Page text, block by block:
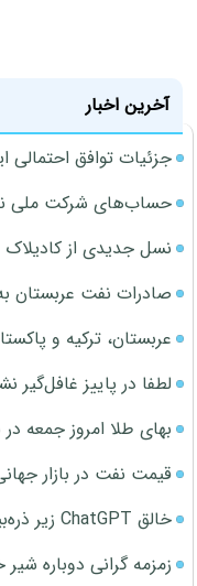
آخرین اخبار
جزئیات توافق احتمالی
حساب‌های شرکت ملی
نسل جدیدی از
صادرات نفت عربستان
عربستان، ترکیه و
لطفا در پاییز غافل‌گیر
بهای طلا امروز جمعه در
قیمت نفت در بازار جهانی؛ برنت
خالق ChatGPT زیر ذره‌بین وزارت دادگستری آمریکا
زمزمه گرانی دوباره شیر